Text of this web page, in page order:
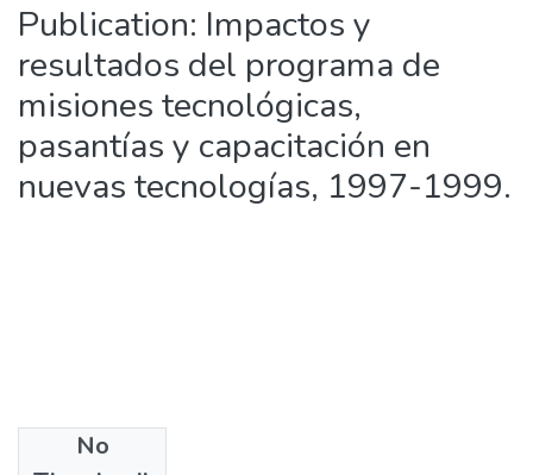
Publication: Impactos y
resultados del programa de
misiones tecnológicas,
pasantías y capacitación en
nuevas tecnologías, 1997-1999.
No